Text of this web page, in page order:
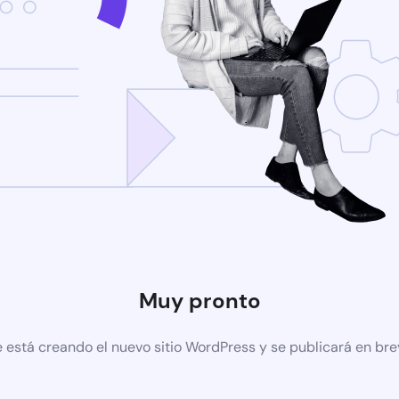
Muy pronto
está creando el nuevo sitio WordPress y se publicará en